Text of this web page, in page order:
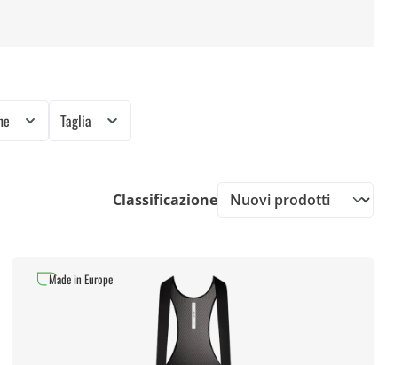
Taglia
Classificazione
Made in Europe